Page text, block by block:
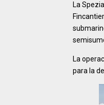
La
La
para la